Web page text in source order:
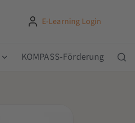
E-Learning Login
KOMPASS-Förderung